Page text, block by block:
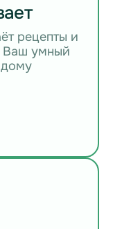
рецепты и
Ваш умный